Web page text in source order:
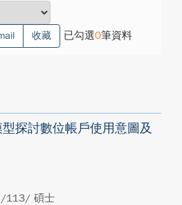
收藏 已勾選0筆資料
探討數位帳戶使用意圖及
/113/ 碩士